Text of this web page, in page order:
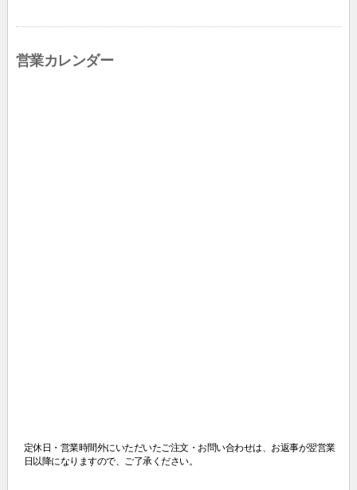
営業カレンダー
定休日・営業時間外にいただいたご注文・お問い合わせは、 お返事が翌営業
日以降になりますので、ご了承ください。